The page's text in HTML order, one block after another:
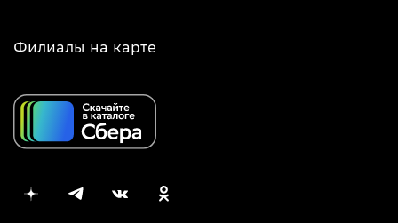
Филиалы на карте